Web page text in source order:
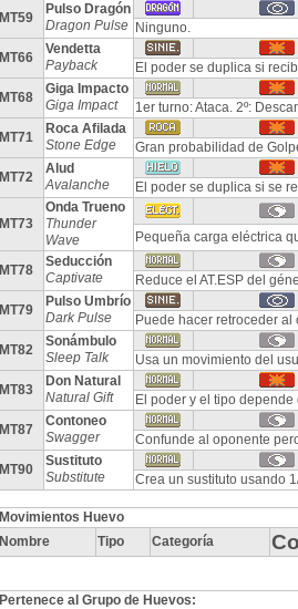
MT59
Pulso Dragón
Dragon Pulse
Ninguno.
MT66
Vendetta
Payback
El poder se duplica si
MT68
Giga Impacto
Giga Impact
1er turno: Ataca. 2º:
MT71
Roca Afilada
Stone Edge
Gran probabilidad de
MT72
Alud
Avalanche
El poder se duplica si se
MT73
Onda Trueno
Thunder
Wave
Pequeña carga eléctrica
MT78
Seducción
Captivate
Reduce el AT.ESP del
MT79
Pulso Umbrío
Dark Pulse
Puede hacer retroceder al
MT82
Sonámbulo
Sleep Talk
Usa un movimiento del
MT83
Don Natural
Natural Gift
El poder y el tipo
MT87
Contoneo
Swagger
Confunde al oponente
MT90
Sustituto
Substitute
Crea un sustituto usando
Movimientos Huevo
Nombre
Tipo Categoría
Pertenece al Grupo de Huevos: